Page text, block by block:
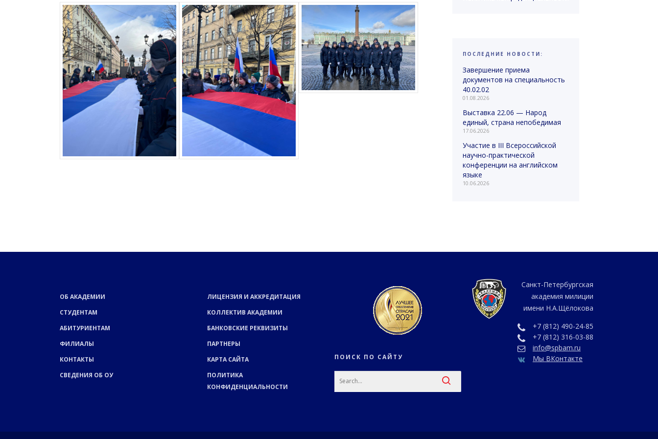
ПОСЛЕДНИЕ НОВОСТИ:
Завершение приема
документов на специальность
40.02.02
01.08.2026
Выставка 22.06 — Народ
единый, страна непобедимая
17.06.2026
Участие в III Всероссийской
научно-практической
конференции на английском
языке
10.06.2026
ОБ АКАДЕМИИ
СТУДЕНТАМ
АБИТУРИЕНТАМ
ФИЛИАЛЫ
КОНТАКТЫ
СВЕДЕНИЯ ОБ ОУ
ЛИЦЕНЗИЯ И АККРЕДИТАЦИЯ
КОЛЛЕКТИВ АКАДЕМИИ
БАНКОВСКИЕ РЕКВИЗИТЫ
ПАРТНЕРЫ
КАРТА САЙТА
ПОЛИТИКА
КОНФИДЕНЦИАЛЬНОСТИ
ПОИСК ПО САЙТУ
Санкт-Петербургская
академия милиции
имени Н.А.Щёлокова
+7 (812) 490-24-85
+7 (812) 316-03-88
info@spbam.ru
Мы ВКонтакте